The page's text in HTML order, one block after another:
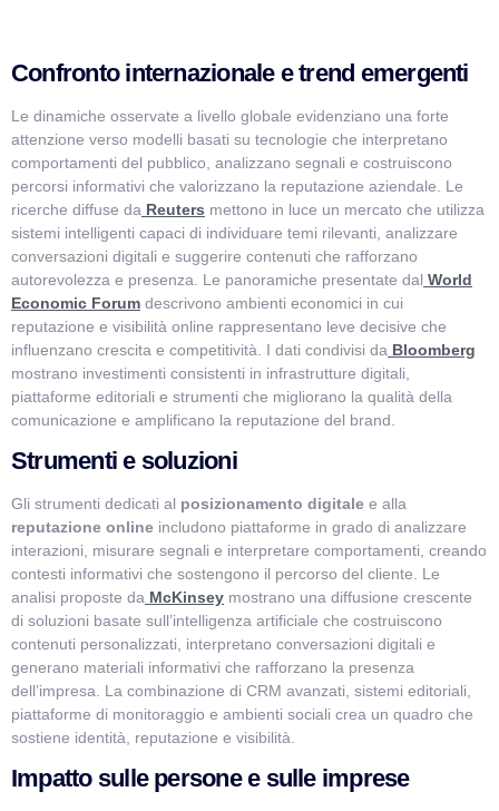
Confronto internazionale e trend emergenti
Le dinamiche osservate a livello globale evidenziano una forte
attenzione verso modelli basati su tecnologie che interpretano
comportamenti del pubblico, analizzano segnali e costruiscono
percorsi informativi che valorizzano la reputazione aziendale. Le
ricerche diffuse da Reuters mettono in luce un mercato che utilizza
sistemi intelligenti capaci di individuare temi rilevanti, analizzare
conversazioni digitali e suggerire contenuti che rafforzano
autorevolezza e presenza. Le panoramiche presentate dal World
Economic Forum descrivono ambienti economici in cui
reputazione e visibilità online rappresentano leve decisive che
influenzano crescita e competitività. I dati condivisi da Bloomberg
mostrano investimenti consistenti in infrastrutture digitali,
piattaforme editoriali e strumenti che migliorano la qualità della
comunicazione e amplificano la reputazione del brand.
Strumenti e soluzioni
Gli strumenti dedicati al posizionamento digitale e alla
reputazione online includono piattaforme in grado di analizzare
interazioni, misurare segnali e interpretare comportamenti, creando
contesti informativi che sostengono il percorso del cliente. Le
analisi proposte da McKinsey mostrano una diffusione crescente
di soluzioni basate sull’intelligenza artificiale che costruiscono
contenuti personalizzati, interpretano conversazioni digitali e
generano materiali informativi che rafforzano la presenza
dell’impresa. La combinazione di CRM avanzati, sistemi editoriali,
piattaforme di monitoraggio e ambienti sociali crea un quadro che
sostiene identità, reputazione e visibilità.
Impatto sulle persone e sulle imprese